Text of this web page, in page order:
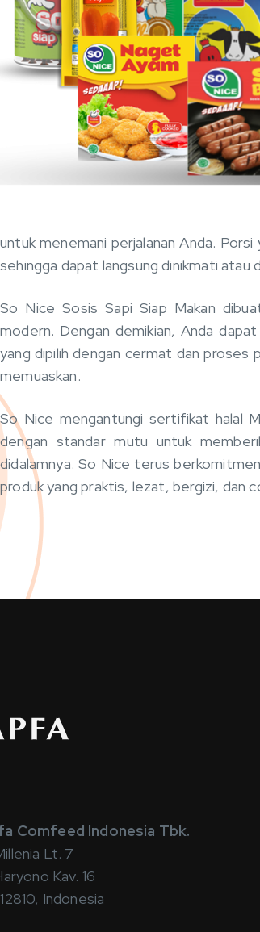
untuk menemani perjalanan Anda. Porsi
sehingga dapat langsung dinikmati
So Nice Sosis Sapi Siap Makan
modern. Dengan demikian, Anda
yang dipilih dengan cermat dan proses
memuaskan.
So Nice mengantungi sertifikat halal
dengan standar mutu untuk
didalamnya. So Nice terus
produk yang praktis, lezat, bergizi, dan
Comfeed Indonesia Tbk.
Lt. 7
Kav. 16
Indonesia